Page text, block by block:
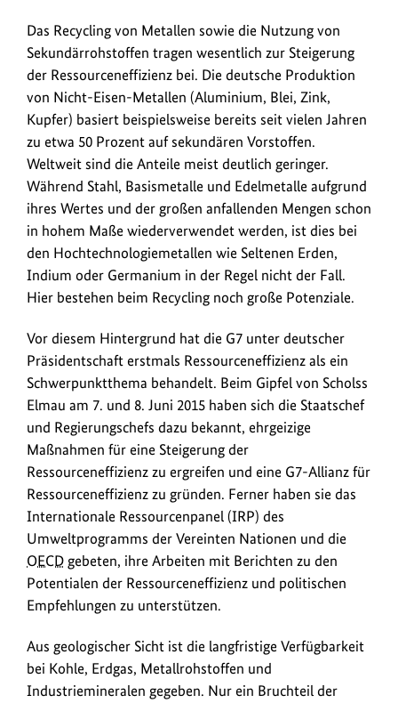
Das Recycling von Metallen sowie die Nutzung von
Sekundärrohstoffen tragen wesentlich zur Steigerung
der Ressourceneffizienz bei. Die deutsche Produktion
von Nicht-Eisen-Metallen (Aluminium, Blei, Zink,
Kupfer) basiert beispielsweise bereits seit vielen Jahren
zu etwa 50 Prozent auf sekundären Vorstoffen.
Weltweit sind die Anteile meist deutlich geringer.
Während Stahl, Basismetalle und Edelmetalle aufgrund
ihres Wertes und der großen anfallenden Mengen schon
in hohem Maße wiederverwendet werden, ist dies bei
den Hochtechnologiemetallen wie Seltenen Erden,
Indium oder Germanium in der Regel nicht der Fall.
Hier bestehen beim Recycling noch große Potenziale.
Vor diesem Hintergrund hat die G7 unter deutscher
Präsidentschaft erstmals Ressourceneffizienz als ein
Schwerpunktthema behandelt. Beim Gipfel von Scholss
Elmau am 7. und 8. Juni 2015 haben sich die Staatschef
und Regierungschefs dazu bekannt, ehrgeizige
Maßnahmen für eine Steigerung der
Ressourceneffizienz zu ergreifen und eine G7-Allianz für
Ressourceneffizienz zu gründen. Ferner haben sie das
Internationale Ressourcenpanel (IRP) des
Umweltprogramms der Vereinten Nationen und die
OECD gebeten, ihre Arbeiten mit Berichten zu den
Potentialen der Ressourceneffizienz und politischen
Empfehlungen zu unterstützen.
Aus geologischer Sicht ist die langfristige Verfügbarkeit
bei Kohle, Erdgas, Metallrohstoffen und
Industriemineralen gegeben. Nur ein Bruchteil der